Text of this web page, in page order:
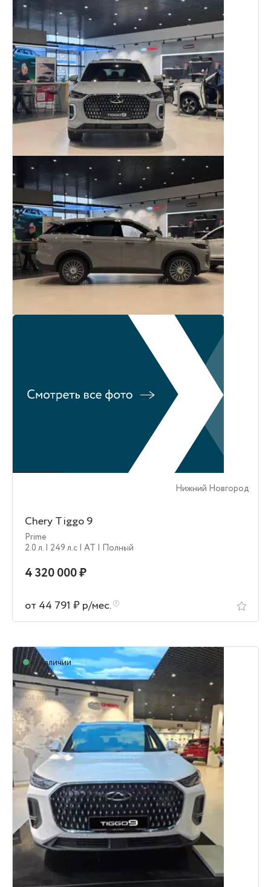
Нижний Новгород
Chery Tiggo 9
Prime
2.0 л. | 249 л.c | AT | Полный
4 320 000 ₽
от 44 791 ₽ р/мес.
В наличии